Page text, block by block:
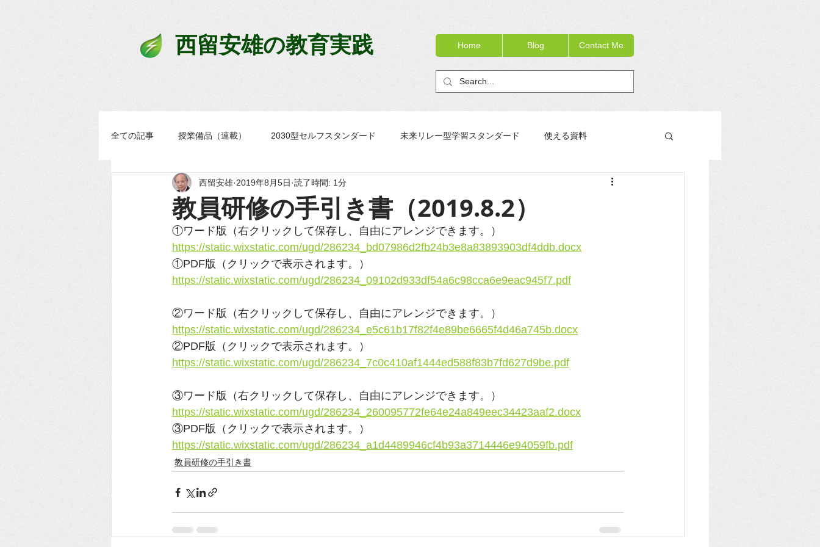
西留安雄の教育実践 Home Blog Contact Me
全ての記事 授業備品（連載） 2030型セルフスタンダード 未来リレー型学習スタンダード 使える資料
学習過程スタンダード まなブック OJTノート 教員研修の手引き書
教員研修の手引き書（2019.8.2）
西留安雄 2019年8月5日 読了時間: 1分
①ワード版（右クリックして保存し、自由にアレンジできます。）
https://static.wixstatic.com/ugd/286234_bd07986d2fb24b3e8a83893903df4ddb.docx
①PDF版（クリックで表示されます。）
https://static.wixstatic.com/ugd/286234_09102d933df54a6c98cca6e9eac945f7.pdf
②ワード版（右クリックして保存し、自由にアレンジできます。）
https://static.wixstatic.com/ugd/286234_e5c61b17f82f4e89be6665f4d46a745b.docx
②PDF版（クリックで表示されます。）
https://static.wixstatic.com/ugd/286234_7c0c410af1444ed588f83b7fd627d9be.pdf
③ワード版（右クリックして保存し、自由にアレンジできます。）
https://static.wixstatic.com/ugd/286234_260095772fe64e24a849eec34423aaf2.docx
③PDF版（クリックで表示されます。）
https://static.wixstatic.com/ugd/286234_a1d4489946cf4b93a3714446e94059fb.pdf
教員研修の手引き書